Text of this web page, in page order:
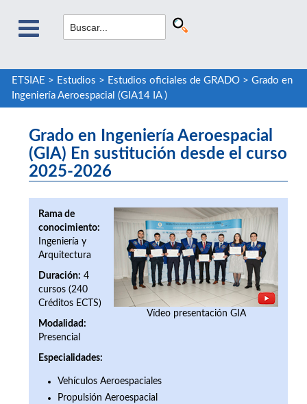
ETSIAE > Estudios > Estudios oficiales de GRADO> Grado en
Ingeniería Aeroespacial (GIA14 IA )
Grado en Ingeniería Aeroespacial
(GIA) En sustitución desde el curso
2025-2026
Vídeo presentación GIA
Rama de
conocimiento:
Ingeniería y
Arquitectura
Duración: 4
cursos (240
Créditos ECTS)
Modalidad:
Presencial
Especialidades:
Vehículos Aeroespaciales
Propulsión Aeroespacial